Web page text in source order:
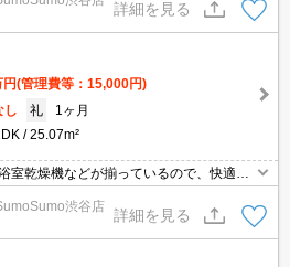
もばっちりです。共用部には宅配ボック
が揃っており、とても充実していま
詳細を見る
円(管理費等：15,000円)
し 礼
1ヶ月
25.07m²
室乾燥機などが揃っているので、快適に
え付けているので安心して暮らせます。
ゴミ出し24時間OKなどが揃っておりま
渋谷店
詳細を見る